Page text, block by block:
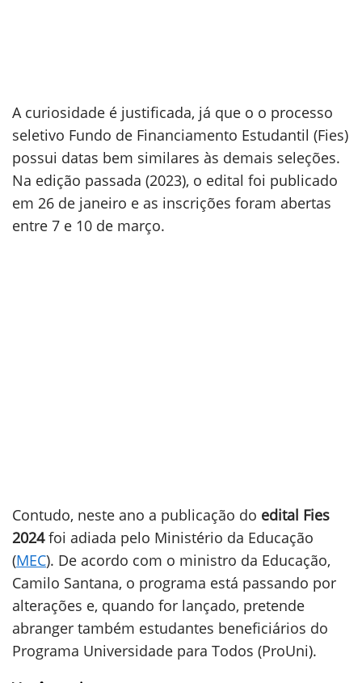
A curiosidade é justificada, já que o o processo
seletivo Fundo de Financiamento Estudantil (Fies)
possui datas bem similares às demais seleções.
Na edição passada (2023), o edital foi publicado
em 26 de janeiro e as inscrições foram abertas
entre 7 e 10 de março.
Contudo, neste ano a publicação do edital Fies
2024foi adiada pelo Ministério da Educação
(MEC). De acordo com o ministro da Educação,
Camilo Santana, o programa está passando por
alterações e, quando for lançado, pretende
abranger também estudantes beneficiários do
Programa Universidade para Todos (ProUni).